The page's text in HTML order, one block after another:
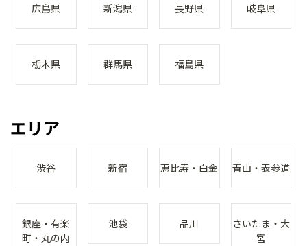
広島県 新潟県 長野県 岐阜県
栃木県 群馬県 福島県
エリア
渋谷 新宿 恵比寿・白金 青山・表参道
銀座・有楽
町・丸の内
池袋 品川
さいたま・大
宮